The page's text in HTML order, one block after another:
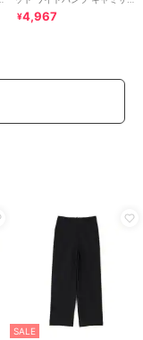
ペット サロペット パンツ きれ
¥4,967
SALE